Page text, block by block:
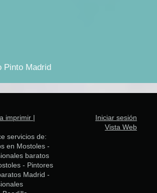
Pinto Madrid
imprimir |
servicios de:
en Mostoles -
baratos
- Pintores
Madrid -
Iniciar sesión
Vista Web